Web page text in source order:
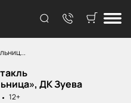
ДК Зуева
12+